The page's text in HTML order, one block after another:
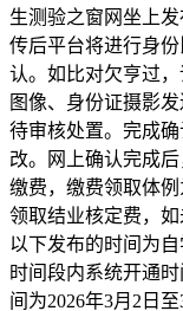
生测验之窗网坐上
传后平台将进行身
认。如比对欠亨过
图像、身份证摄影
待审核处置。完成
改。网上确认完成
缴费，缴费领取体
领取结业核定费，
以下发布的时间为
时间段内系统开通
间为2026年3月2日